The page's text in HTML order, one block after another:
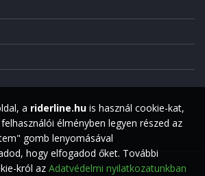
a riderline.hu is használ cookie-kat,
élményben legyen részed az
gomb lenyomásával
hogy elfogadod őket. További
król az Adatvédelmi nyilatkozatunkban